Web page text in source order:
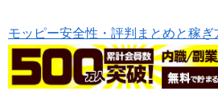
モッピー安全性・評判まとめと稼ぎ